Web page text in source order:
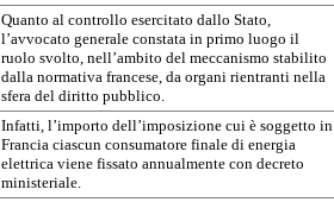
Quanto al controllo esercitato dallo Stato,
l’avvocato generale constata in primo luogo il
ruolo svolto, nell’ambito del meccanismo stabilito
dalla normativa francese, da organi rientranti nella
sfera del diritto pubblico.
Infatti, l’importo dell’imposizione cui è soggetto in
Francia ciascun consumatore finale di energia
elettrica viene fissato annualmente con decreto
ministeriale.